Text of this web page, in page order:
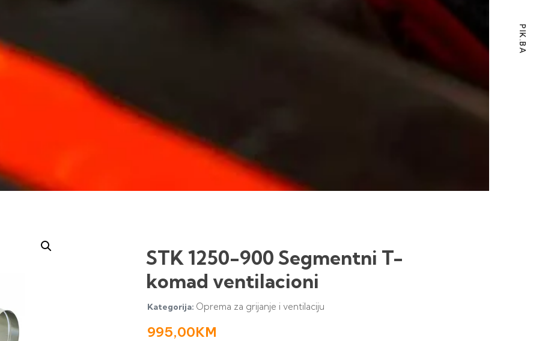
STK 1250-900 Segmentni T-
komad ventilacioni
Kategorija: Oprema za grijanje i ventilaciju
995,00KM
PIK.BA